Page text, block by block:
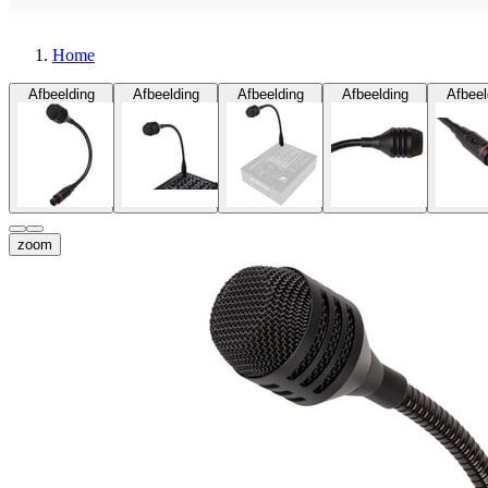
Home
Afbeelding Afbeelding Afbeelding Afbeelding
zoom